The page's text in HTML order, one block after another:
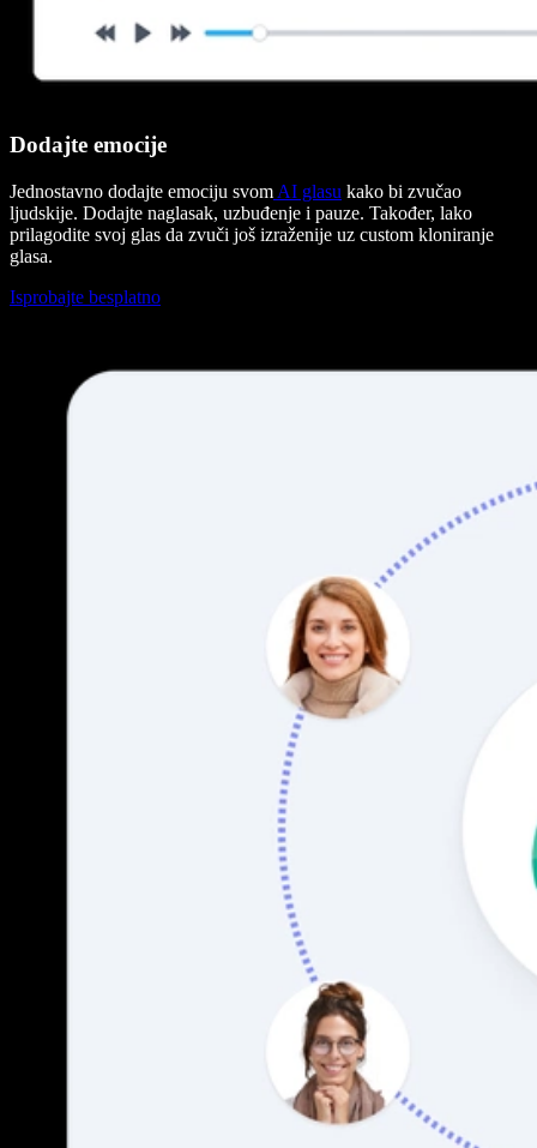
Dodajte emocije
Jednostavno dodajte emociju svom AI glasu kako bi zvučao
ljudskije. Dodajte naglasak, uzbuđenje i pauze. Također, lako
prilagodite svoj glas da zvuči još izraženije uz custom kloniranje
glasa.
Isprobajte besplatno